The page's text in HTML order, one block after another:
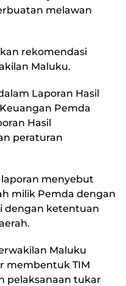
melawan
rekomendasi
Maluku.
Laporan Hasil
Pemda
Hasil
peraturan
menyebut
milik Pemda dengan
dengan ketentuan
Maluku
membentuk TIM
pelaksanaan tukar